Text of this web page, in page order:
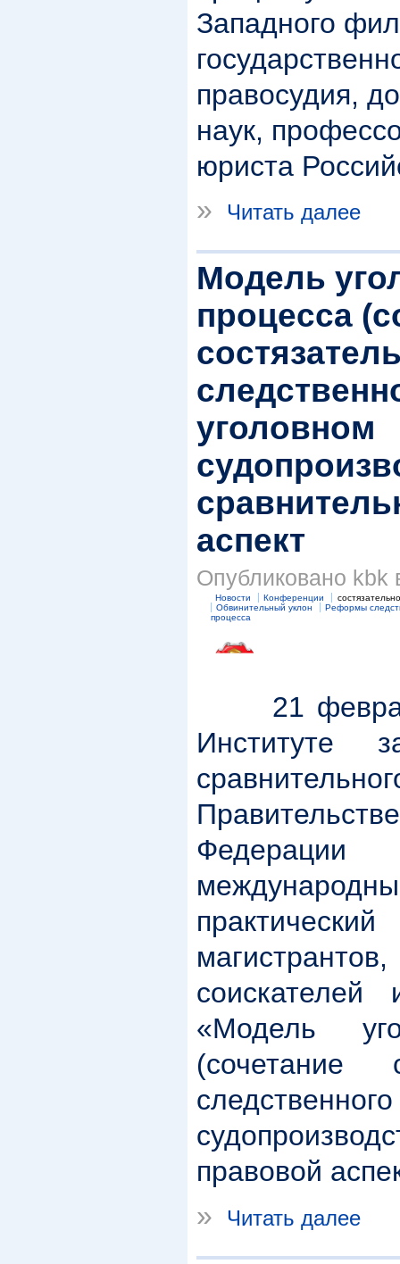
Западного
правосудия,
наук,
юриста
»
Читать далее
Модель
процесса
уголовном
аспект
Опубликовано kbk
Новости Конференции
Обвинительный уклон
Реформы
процесса
21
Институте
Федерации
«Модель
(сочетание
правовой
»
Читать далее